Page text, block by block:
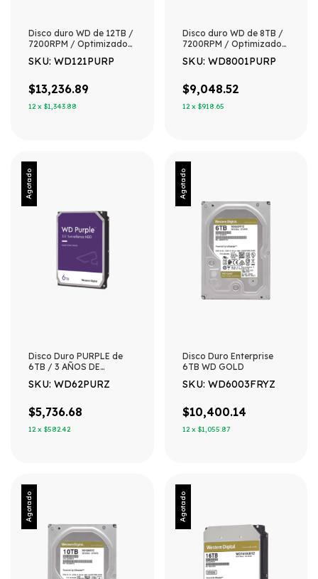
Disco duro WD de 12TB /
7200RPM / Optimizado
inteligente
SKU: WD121PURP
$13,236.89
12 x $1,343.88
Disco duro WD de 8TB /
7200RPM / Optimizado
inteligente
SKU: WD8001PURP
$9,048.52
12 x $918.65
Agotado
Disco Duro PURPLE de
6TB / 3 AÑOS DE
Videovigilancia
SKU: WD62PURZ
$5,736.68
12 x $582.42
Agotado
Disco Duro Enterprise
6TB WD GOLD
SKU: WD6003FRYZ
$10,400.14
12 x $1,055.87
Agotado Agotado